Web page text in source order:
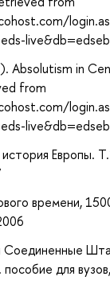
Absolutism in
from
Европы.
времени,
Соединенные
для